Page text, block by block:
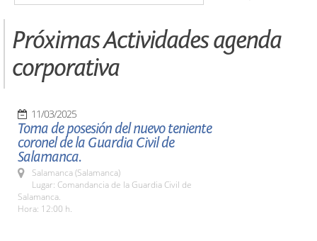
Próximas Actividades agenda
corporativa
11/03/2025
Toma de posesión del nuevo teniente
coronel de la Guardia Civil de
Salamanca.
Salamanca (Salamanca)
Lugar: Comandancia de la Guardia Civil de
Salamanca.
Hora: 12:00 h.